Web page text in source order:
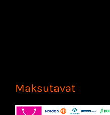
Maksutavat